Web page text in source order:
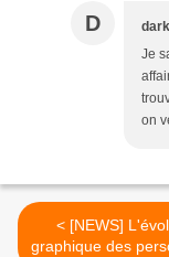
D
Je
on
< [NEWS] L'évolution
graphique des